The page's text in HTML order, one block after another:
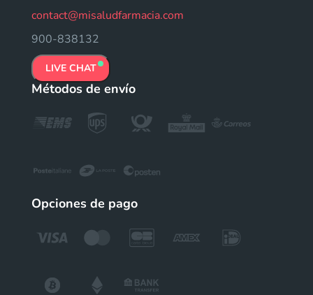
contact@misaludfarmacia.com
900-838132
LIVE CHAT
Métodos de envío
Opciones de pago